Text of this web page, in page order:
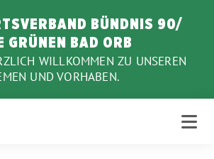
BÜNDNIS 90/
GRÜNEN BAD ORB
WILLKOMMEN ZU UNSEREN
UND VORHABEN.